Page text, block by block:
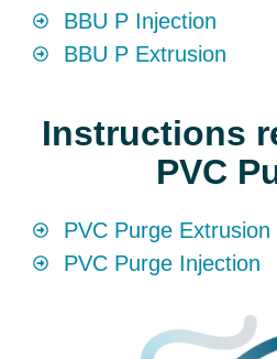
BBU P Injection
BBU P Extrusion
Instructions
PVC
PVC Purge Extrusion
PVC Purge Injection